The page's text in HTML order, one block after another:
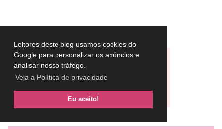
Leitores deste blog usamos cookies do
Google para personalizar os anúncios e
analisar nosso tráfego.
Veja a Política de privacidade
Eu aceito!